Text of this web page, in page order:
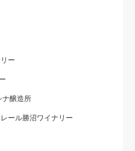
ー
ナ醸造所
ール勝沼ワイナリー